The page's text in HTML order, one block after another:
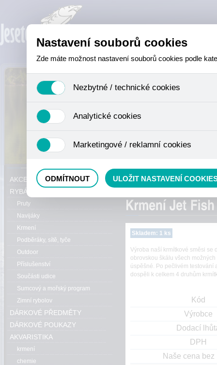
Právě se nacházíte:
Method mixy
Skladem: 1 ks
Výroba naší krmítkové směsi se
obrovskou škálu všech
úspěšné. Po pečlivém
dospěli k celkem 4 druhům
Kód
Výrobce
Dodací
DPH
Naše cena bez
AKCE, SLEVY, VÝPRODEJ
RYBÁŘSKÝ SORTIMENT
Pruty
Navijáky
Krmení
Podběráky, sítě, tyče
Outdoor
Příslušenství
Součásti udice
Sumcový a mořský program
Zimní rybolov
DÁRKOVÉ PŘEDMĚTY
DÁRKOVÉ POUKAZY
AKVARISTIKA
krmení
chemie
Nastavení souborů cookies
Zde máte možnost nastavení souborů cookies podle
Nezbytné / technické cookies
se mimo jiné k ukládání produktů v nákupním košíku,
není zapotřebí Váš souhlas a není možné jej ani odebrat.
Analytické cookies
nejedná o osobní údaje, protože anonymizované cookies
odkazy, prohlížené zboží apod.
Marketingové / reklamní cookies
ODMÍTNOUT ULOŽIT NASTAVENÍ